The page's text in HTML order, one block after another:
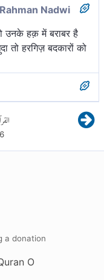
Nadwi
उनके हक़ में बराबर है
तो हरगिज़ बदकारों को
करें उनके लिए
नहीं क्षमा करेगा
है अवज्ञाकारियों
6
a donation
O